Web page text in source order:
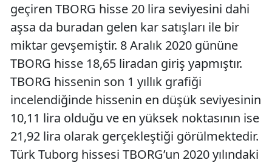
geçiren TBORG hisse 20 lira seviyesini dahi
aşsa da buradan gelen kar satışları ile bir
miktar gevşemiştir. 8 Aralık 2020 gününe
TBORG hisse 18,65 liradan giriş yapmıştır.
TBORG hissenin son 1 yıllık grafiği
incelendiğinde hissenin en düşük seviyesinin
10,11 lira olduğu ve en yüksek noktasının ise
21,92 lira olarak gerçekleştiği görülmektedir.
Türk Tuborg hissesi TBORG’un 2020 yılındaki